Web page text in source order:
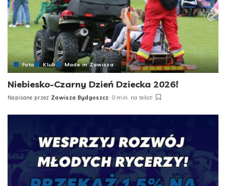
Foto Klub Made in Zawisza
Niebiesko-Czarny Dzień Dziecka 2026!
Posted
Napisane przez Zawisza Bydgoszcz 0 min. na tekst